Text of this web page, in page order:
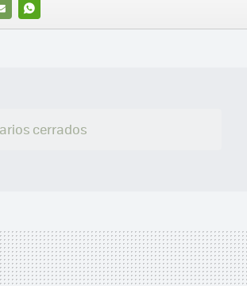
WHATSAPP
cerrados